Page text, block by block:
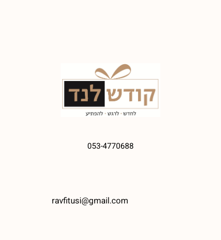
053-4770688